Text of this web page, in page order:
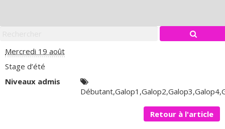
Panier
Contact
Mercredi 19 août
Stage d’été
Niveaux admis
Retour à l'article